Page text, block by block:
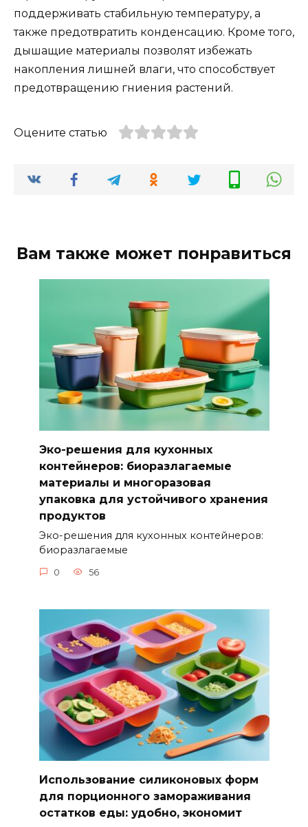
поддерживать стабильную температуру, а
также предотвратить конденсацию. Кроме того,
дышащие материалы позволят избежать
накопления лишней влаги, что способствует
предотвращению гниения растений.
Оцените статью
Вам также может понравиться
Эко-решения для кухонных
контейнеров: биоразлагаемые
материалы и многоразовая
упаковка для устойчивого хранения
продуктов
Эко-решения для кухонных контейнеров:
биоразлагаемые
0 56
Использование силиконовых форм
для порционного замораживания
остатков еды: удобно, экономит